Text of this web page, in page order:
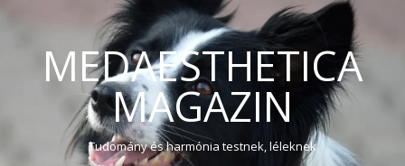
MEDAESTHETICA
MAGAZIN
Tudomány és harmónia testnek, léleknek